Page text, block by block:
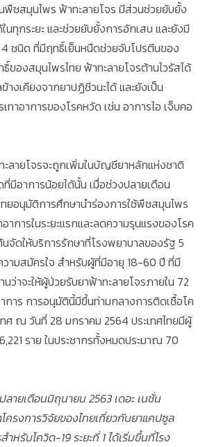
พืชสมุนไพร ฟ้าทะลายโจร มีส่วนช่วยยับยั้ง
นทุกระยะ และช่วยยับยั้งการอักเสบ และยังมี
ชนิด ที่มีฤทธิ์เย็นหนืดช่วยจับโปรตีนของ
ของสมุนไพรไทย ฟ้าทะลายโจรต้านไวรัสได้
งเคียงจากยาปฏิชีวนะได้ และยังเป็น
ทาอาการของโรคหวัด เช่น อาการไอ เจ็บคอ
ลายโจรจะถูกเพิ่มในบัญชียาหลักแห่งชาติ
มีอาการน้อยได้นั้น เมื่อช่วงปลายเดือน
ยอนุมัติการศึกษานำร่องการใช้พืชสมุนไพร
าการในระยะแรกและลดความรุนแรงของโรค
จัดให้บริการรักษาที่โรงพยาบาลของรัฐ 5
วามสมัครใจ สำหรับผู้ที่มีอายุ 18-60 ปี ที่มี
ว่าจะให้ผู้ป่วยรับยาฟ้าทะลายโจรภายใน 72
การ การอนุมัตินี้มีขึ้นท่ามกลางการติดเชื้อโค
ศ ณ วันที่ 28 มกราคม 2564 ประเทศไทยมีผู้
ราย ในประชากรทั้งหมดประมาณ 70
ายเดือนมิถุนายน 2563 เดอะ เนชั่น
โครงการวิจัยของไทยเกี่ยวกับยาแคปซูล
หรับโควิด-19 ระยะที่ 1 ได้เริ่มขึ้นที่โรง